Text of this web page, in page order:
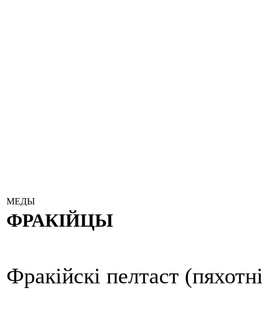
МЕДЫ
ФРАКІЙЦЫ
Фракійскі пелтаст